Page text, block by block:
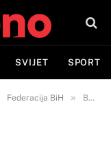
SVIJET SPORT
Federacija BiH » Bazdulj: Bihać je moj koliko i njihov